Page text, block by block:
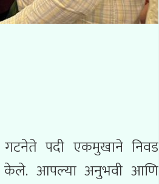
गटनेते पदी एकमुखाने निवड
केले. आपल्या अनुभवी आणि